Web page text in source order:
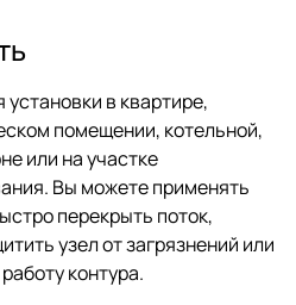
в квартире,
помещении, котельной,
или на участке
Вы можете применять
перекрыть поток,
узел от загрязнений или
контура.